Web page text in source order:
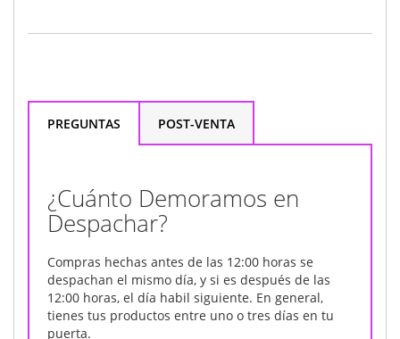
PREGUNTAS POST-VENTA
¿Cuánto Demoramos en
Despachar?
Compras hechas antes de las 12:00 horas se
despachan el mismo día, y si es después de las
12:00 horas, el día habil siguiente. En general,
tienes tus productos entre uno o tres días en tu
puerta.